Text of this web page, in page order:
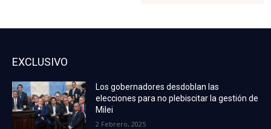
EXCLUSIVO
Los gobernadores desdoblan las
elecciones para no plebiscitar la gestión de
Milei
2 Febrero, 2025